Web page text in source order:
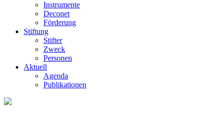
Instrumente
Deconet
Förderung
Stiftung
Stifter
Zweck
Personen
Aktuell
Agenda
Publikationen